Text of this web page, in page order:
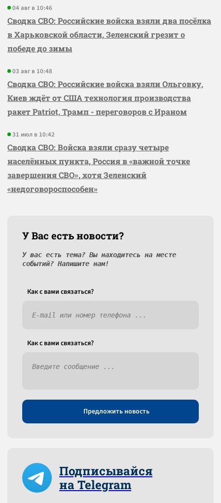
04 авг в 10:46
Сводка СВО: Российские войска взяли два посёлка
в Харьковской области, Зеленский грезит о
победе до зимы
03 авг в 10:48
Сводка СВО: Российские войска взяли Ольговку,
Киев ждёт от США технология производства
ракет Patriot, Трамп - переговоров с Ираном
31 июл в 10:42
Сводка СВО: Войска взяли сразу четыре
населённых пункта, Россия в «важной точке
завершения СВО», хотя Зеленский
«недоговороспособен»
У Вас есть новости?
У вас есть тема? Вы находитесь на месте
событий? Напишите нам!
Как c вами связаться?
Как c вами связаться?
Предложить новость
Подписывайся
на Telegram